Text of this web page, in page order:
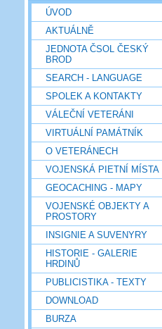
ÚVOD
AKTUÁLNĚ
JEDNOTA ČSOL ČESKÝ
BROD
SEARCH - LANGUAGE
SPOLEK A KONTAKTY
VÁLEČNÍ VETERÁNI
VIRTUÁLNÍ PAMÁTNÍK
O VETERÁNECH
VOJENSKÁ PIETNÍ MÍSTA
GEOCACHING - MAPY
VOJENSKÉ OBJEKTY A
PROSTORY
INSIGNIE A SUVENYRY
HISTORIE - GALERIE
HRDINŮ
PUBLICISTIKA - TEXTY
DOWNLOAD
BURZA